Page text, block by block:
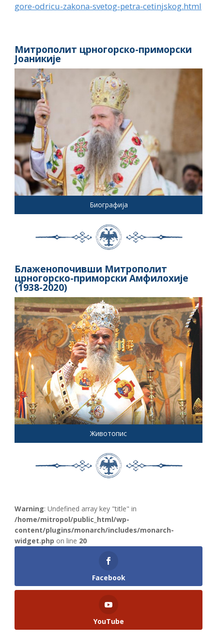
gore-odricu-zakona-svetog-petra-cetinjskog.html
Митрополит црногорско-приморски
Јоаникије
Биографија
Блаженопочивши Митрополит
црногорско-приморски Амфилохије
(1938-2020)
Животопис
Warning: Undefined array key "title" in
/home/mitropol/public_html/wp-
content/plugins/monarch/includes/monarch-
widget.php on line 20
Facebook
YouTube